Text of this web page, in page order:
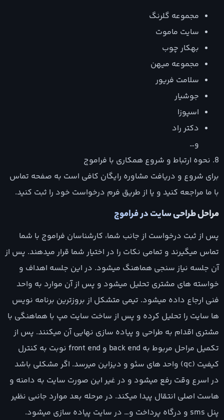
مجموعه گلرنگ
سایت ماموت
بهکار چوب
مجموعه میهن
سلامت فریور
جوشیار
اسپوزا
دکتر راد
و…
8. نحوه ارتباط و شروع همکاری با فراموج
برای شروع و دریافت مشاوره رایگان کافی است به صفحه تماس
با ما مراجعه کنید و یا از طریق فرم درخواست خود را ثبت کنید.
مراحل طراحی سایت در فراموج
پس از ثبت درخواست از جانب شما، کارشناسان فراموج با شما
تماس میگیرند و تمامی نکات را در اختیار شما قرار میدهند. پس از
آن جلسه نیاز سنجی هماهنگ میشود. در این جلسه اهداف و
خواسته های مشتری تحلیل میشود و پس از آن موارد به واحد
فنی ارجاع داده میشود. تیمی متشکل از بروزترین برنامه نویس
ها سایت را تحلیل کرده و پس از ساخت سایت مپ با هماهنگی با
مشتری اقدام به طراحی و پیاده سازی نهایی آن میکنند. پس از
تکمیل مراحل مربوط به back end و front end نوبت به کنترل
کیفیت (qc) واحد های سئو و دیزاین میرسد. اگر مشکلی باشد
در اسرع وقت رفع میشود و در غیر این صورت سایت به دامنه و
هاست اصلی انتقال پیدا میکند. در مرحله بعد موارد جانبی نظیر
پنل sms و درگاه پرداخت و… در سایت پیاده سازی میشود.